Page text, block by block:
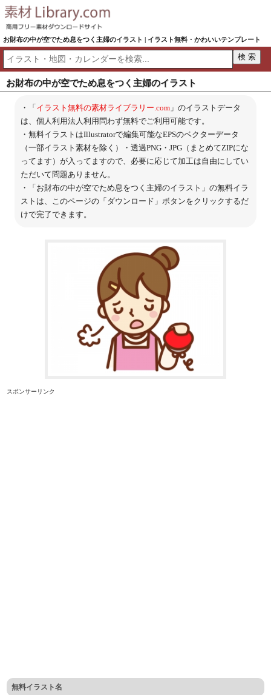
お財布の中が空でため息をつく主婦のイラスト | イラスト無料・かわいいテンプレート
お財布の中が空でため息をつく主婦のイラスト
・「イラスト無料の素材ライブラリー.com」のイラストデータ
は、個人利用法人利用問わず無料でご利用可能です。
・無料イラストはIllustratorで編集可能なEPSのベクターデータ
（一部イラスト素材を除く）・透過PNG・JPG（まとめてZIPにな
ってます）が入ってますので、必要に応じて加工は自由にしてい
ただいて問題ありません。
・「お財布の中が空でため息をつく主婦のイラスト」の無料イラ
ストは、このページの「ダウンロード」ボタンをクリックするだ
けで完了できます。
スポンサーリンク
無料イラスト名